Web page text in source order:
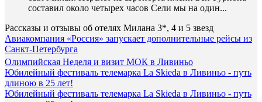
составил около четырех часов Сели мы на один...
Рассказы и отзывы об отелях Милана 3*, 4 и 5 звезд
Авиакомпания «Россия» запускает дополнительные рейсы из
Санкт-Петербурга
Олимпийская Неделя и визит МОК в Ливиньо
Юбилейный фестиваль телемарка La Skieda в Ливиньо - путь
длиною в 25 лет!
Юбилейный фестиваль телемарка La Skieda в Ливиньо - путь